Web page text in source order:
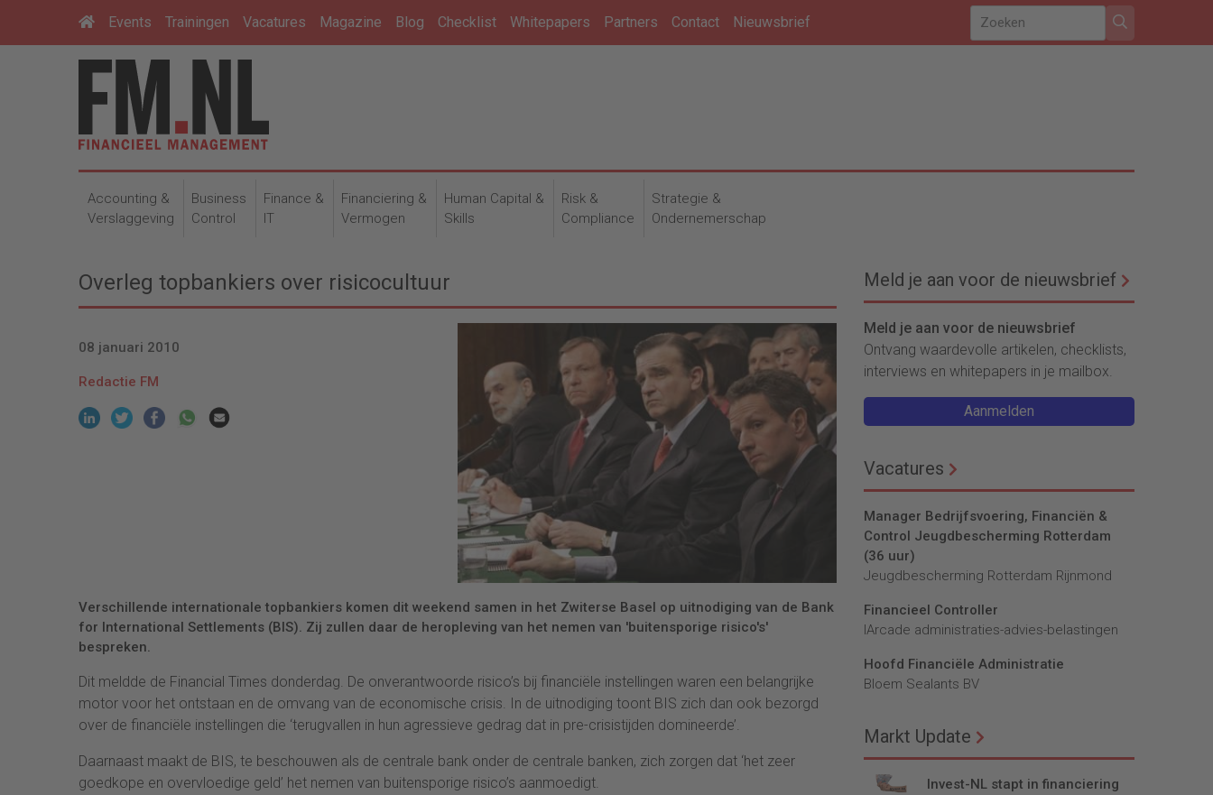
Events Trainingen Vacatures Magazine Blog Checklist Whitepapers Partners Contact Nieuwsbrief
Accounting &
Verslaggeving
Business
Control
Finance &
IT
Financiering &
Vermogen
Human Capital &
Skills
Risk &
Compliance
Strategie &
Ondernemerschap
Overleg topbankiers over risicocultuur
08 januari 2010
Redactie FM
Verschillende internationale topbankiers komen dit weekend samen in het Zwiterse Basel op uitnodiging van de Bank
for International Settlements (BIS). Zij zullen daar de heropleving van het nemen van 'buitensporige risico's'
bespreken.
Dit meldde de Financial Times donderdag. De onverantwoorde risico’s bij financiële instellingen waren een belangrijke
motor voor het ontstaan en de omvang van de economische crisis. In de uitnodiging toont BIS zich dan ook bezorgd
over de financiële instellingen die ‘terugvallen in hun agressieve gedrag dat in pre-crisistijden domineerde’.
Daarnaast maakt de BIS, te beschouwen als de centrale bank onder de centrale banken, zich zorgen dat ‘het zeer
goedkope en overvloedige geld’ het nemen van buitensporige risico’s aanmoedigt.
Meld je aan voor de nieuwsbrief
Meld je aan voor de nieuwsbrief
Ontvang waardevolle artikelen, checklists,
interviews en whitepapers in je mailbox.
Aanmelden
Vacatures
Manager Bedrijfsvoering, Financiën &
Control Jeugdbescherming Rotterdam
(36 uur)
Jeugdbescherming Rotterdam Rijnmond
Financieel Controller
lArcade administraties-advies-belastingen
Hoofd Financiële Administratie
Bloem Sealants BV
Markt Update
Invest-NL stapt in financiering